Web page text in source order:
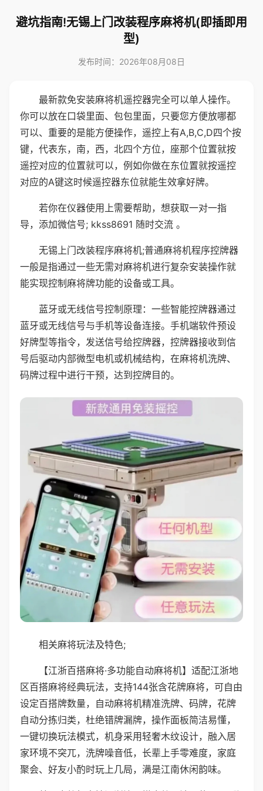
避坑指南!无锡上门改装程序麻将机(即插即用
型)
发布时间：2026年08月08日
最新款免安装麻将机遥控器完全可以单人操作。
你可以放在口袋里面、包包里面，只要您方便放哪都
可以、重要的是能方便操作，遥控上有A,B,C,D四个按
键，代表东，南，西，北四个方位，座那个位置就按
遥控对应的位置就可以，例如你做在东位置就按遥控
对应的A键这时候遥控器东位就能生效拿好牌。
若你在仪器使用上需要帮助，想获取一对一指
导，添加微信号; kkss8691 随时交流 。
无锡上门改装程序麻将机;普通麻将机程序控牌器
一般是指通过一些无需对麻将机进行复杂安装操作就
能实现控制麻将牌功能的设备或工具。
蓝牙或无线信号控制原理：一些智能控牌器通过
蓝牙或无线信号与手机等设备连接。手机端软件预设
好牌型等指令，发送信号给控牌器，控牌器接收到信
号后驱动内部微型电机或机械结构，在麻将机洗牌、
码牌过程中进行干预，达到控牌目的。
相关麻将玩法及特色;
【江浙百搭麻将·多功能自动麻将机】适配江浙地
区百搭麻将经典玩法，支持144张含花牌麻将，可自由
设定百搭牌数量，自动麻将机精准洗牌、码牌，花牌
自动分拣归类，杜绝错牌漏牌，操作面板简洁易懂，
一键切换玩法模式，机身采用轻奢木纹设计，融入居
家环境不突兀，洗牌噪音低，长辈上手零难度，家庭
聚会、好友小酌时玩上几局，满是江南休闲韵味。